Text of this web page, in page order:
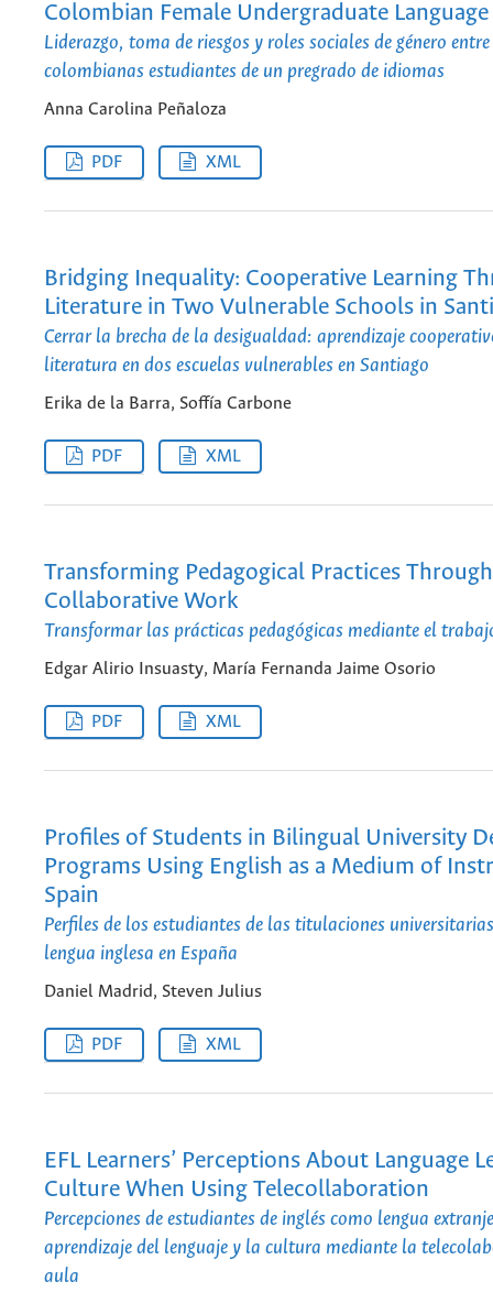
Colombian Female Undergraduate Language
Liderazgo, toma de riesgos y roles sociales de género
colombianas estudiantes de un pregrado de idiomas
Anna Carolina Peñaloza
PDF XML
Bridging Inequality: Cooperative Learning
Literature in Two Vulnerable Schools in
Cerrar la brecha de la desigualdad: aprendizaje
literatura en dos escuelas vulnerables en Santiago
Erika de la Barra, Soffía Carbone
PDF XML
Transforming Pedagogical Practices Through
Collaborative Work
Transformar las prácticas pedagógicas mediante el
Edgar Alirio Insuasty, María Fernanda Jaime Osorio
PDF XML
Profiles of Students in Bilingual University
Programs Using English as a Medium of
Spain
Perfiles de los estudiantes de las titulaciones
lengua inglesa en España
Daniel Madrid, Steven Julius
PDF XML
EFL Learners’ Perceptions About Language
Culture When Using Telecollaboration
Percepciones de estudiantes de inglés como lengua
aprendizaje del lenguaje y la cultura mediante la
aula